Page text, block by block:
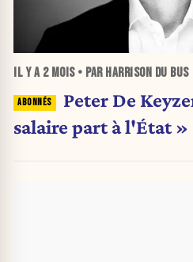
IL Y A 2 MOIS• PAR HARRISON DU BUS
Peter De
salaire part à l'État »